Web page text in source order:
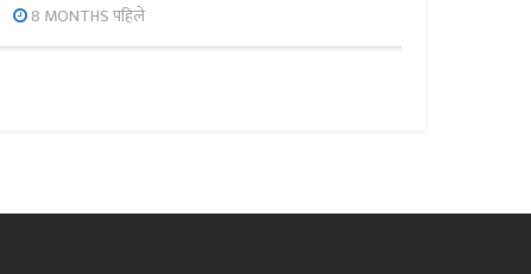
8 MONTHS पहिले